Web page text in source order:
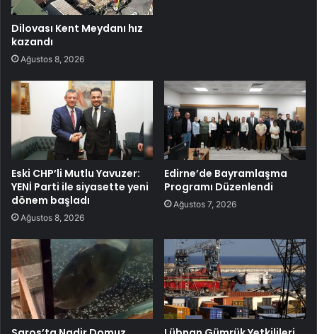
Dilovası Kent Meydanı hız
kazandı
Ağustos 8, 2026
Eski CHP’li Mutlu Yavuzer:
YENİ Parti ile siyasette yeni
dönem başladı
Ağustos 8, 2026
Edirne’de Bayramlaşma
Programı Düzenlendi
Ağustos 7, 2026